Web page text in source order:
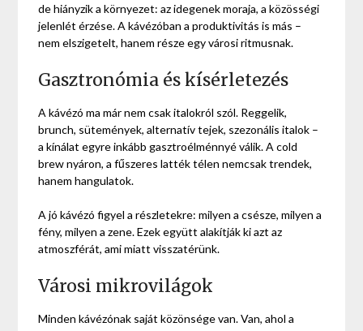
de hiányzik a környezet: az idegenek moraja, a közösségi
jelenlét érzése. A kávézóban a produktivitás is más –
nem elszigetelt, hanem része egy városi ritmusnak.
Gasztronómia és kísérletezés
A kávézó ma már nem csak italokról szól. Reggelik,
brunch, sütemények, alternatív tejek, szezonális italok –
a kínálat egyre inkább gasztroélménnyé válik. A cold
brew nyáron, a fűszeres latték télen nemcsak trendek,
hanem hangulatok.
A jó kávézó figyel a részletekre: milyen a csésze, milyen a
fény, milyen a zene. Ezek együtt alakítják ki azt az
atmoszférát, ami miatt visszatérünk.
Városi mikrovilágok
Minden kávézónak saját közönsége van. Van, ahol a